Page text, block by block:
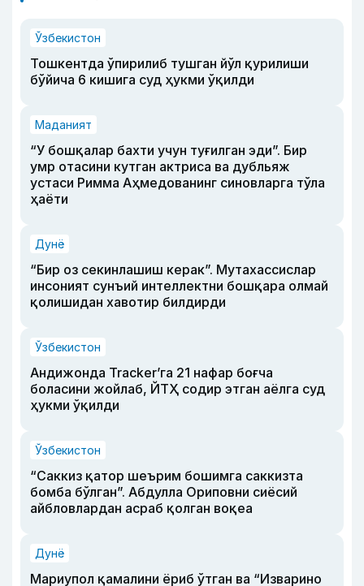
Ўзбекистон
Тошкентда ўпирилиб тушган йўл қурилиши
бўйича 6 кишига суд ҳукми ўқилди
Маданият
“У бошқалар бахти учун туғилган эди”. Бир
умр отасини кутган актриса ва дубльяж
устаси Римма Аҳмедованинг синовларга тўла
ҳаёти
Дунё
“Бир оз секинлашиш керак”. Мутахассислар
инсоният сунъий интеллектни бошқара олмай
қолишидан хавотир билдирди
Ўзбекистон
Андижонда Tracker’га 21 нафар боғча
боласини жойлаб, ЙТҲ содир этган аёлга суд
ҳукми ўқилди
Ўзбекистон
“Саккиз қатор шеърим бошимга саккизта
бомба бўлган”. Абдулла Ориповни сиёсий
айбловлардан асраб қолган воқеа
Дунё
Мариупол қамалини ёриб ўтган ва “Изварино